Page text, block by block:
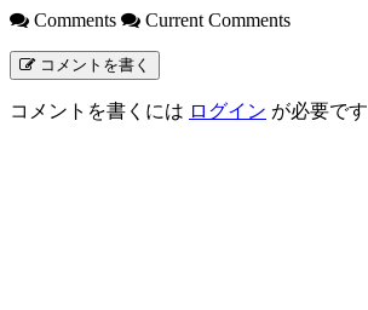
Comments Current Comments
コメントを書く
コメントを書くには ログイン が必要です